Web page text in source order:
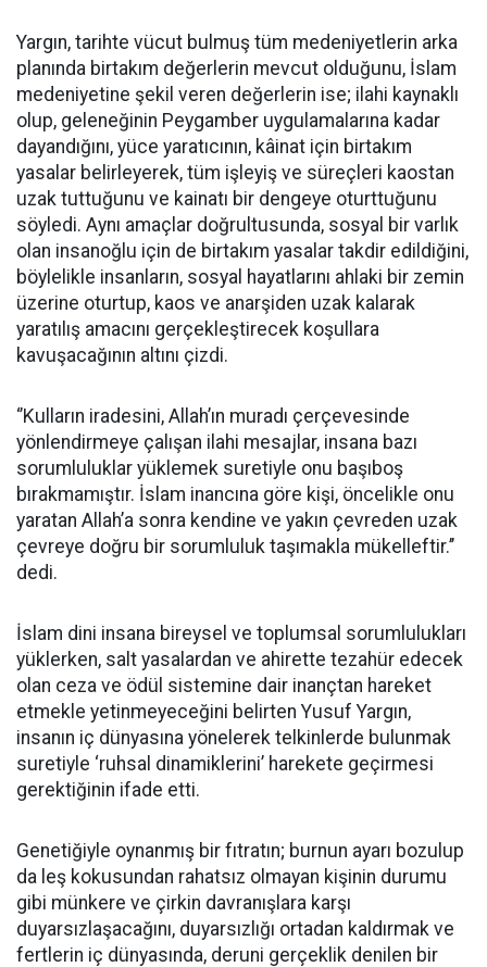
Yargın, tarihte vücut bulmuş tüm medeniyetlerin arka
planında birtakım değerlerin mevcut olduğunu, İslam
medeniyetine şekil veren değerlerin ise; ilahi kaynaklı
olup, geleneğinin Peygamber uygulamalarına kadar
dayandığını, yüce yaratıcının, kâinat için birtakım
yasalar belirleyerek, tüm işleyiş ve süreçleri kaostan
uzak tuttuğunu ve kainatı bir dengeye oturttuğunu
söyledi. Aynı amaçlar doğrultusunda, sosyal bir varlık
olan insanoğlu için de birtakım yasalar takdir edildiğini,
böylelikle insanların, sosyal hayatlarını ahlaki bir zemin
üzerine oturtup, kaos ve anarşiden uzak kalarak
yaratılış amacını gerçekleştirecek koşullara
kavuşacağının altını çizdi.
‘’Kulların iradesini, Allah’ın muradı çerçevesinde
yönlendirmeye çalışan ilahi mesajlar, insana bazı
sorumluluklar yüklemek suretiyle onu başıboş
bırakmamıştır. İslam inancına göre kişi, öncelikle onu
yaratan Allah’a sonra kendine ve yakın çevreden uzak
çevreye doğru bir sorumluluk taşımakla mükelleftir.’’
dedi.
İslam dini insana bireysel ve toplumsal sorumlulukları
yüklerken, salt yasalardan ve ahirette tezahür edecek
olan ceza ve ödül sistemine dair inançtan hareket
etmekle yetinmeyeceğini belirten Yusuf Yargın,
insanın iç dünyasına yönelerek telkinlerde bulunmak
suretiyle ‘ruhsal dinamiklerini’ harekete geçirmesi
gerektiğinin ifade etti.
Genetiğiyle oynanmış bir fıtratın; burnun ayarı bozulup
da leş kokusundan rahatsız olmayan kişinin durumu
gibi münkere ve çirkin davranışlara karşı
duyarsızlaşacağını, duyarsızlığı ortadan kaldırmak ve
fertlerin iç dünyasında, deruni gerçeklik denilen bir